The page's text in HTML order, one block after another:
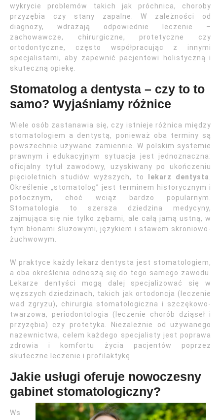
wykrycie problemów takich jak próchnica, choroby
przyzębia czy stany zapalne. W zależności od
diagnozy, wdrażają odpowiednie leczenie –
zachowawcze, chirurgiczne, protetyczne czy
ortodontyczne, często współpracując z innymi
specjalistami, aby zapewnić pacjentowi holistyczną i
skuteczną opiekę.
Stomatolog a dentysta – czy to to
samo? Wyjaśniamy różnice
Wiele osób zastanawia się, czy istnieje różnica między
stomatologiem a dentystą, ponieważ oba terminy są
powszechnie używane zamiennie. W polskim systemie
prawnym i edukacyjnym sytuacja jest jednoznaczna:
oficjalny tytuł zawodowy, uzyskiwany po ukończeniu
pięcioletnich studiów wyższych, to
lekarz dentysta
Określenie „stomatolog” jest terminem historycznym i
potocznym, choć wciąż bardzo popularnym.
Stomatologia to szersza dziedzina medycyny,
zajmująca się nie tylko zębami, ale całą jamą ustną, w
tym błonami śluzowymi, językiem i stawem skroniowo-
żuchwowym.
W praktyce każdy lekarz dentysta jest stomatologiem,
a oba określenia odnoszą się do tego samego zawodu.
Lekarze dentyści mogą dalej specjalizować się w
węższych dziedzinach, takich jak ortodoncja (leczenie
wad zgryzu), chirurgia stomatologiczna i szczękowo-
twarzowa, periodontologia (leczenie chorób dziąseł i
przyzębia) czy protetyka. Niezależnie od używanego
nazewnictwa, celem każdego specjalisty jest poprawa
zdrowia i komfortu życia pacjentów poprzez
skuteczne leczenie i profilaktykę.
Jakie usługi oferuje nowoczesny
gabinet stomatologiczny?
Ws